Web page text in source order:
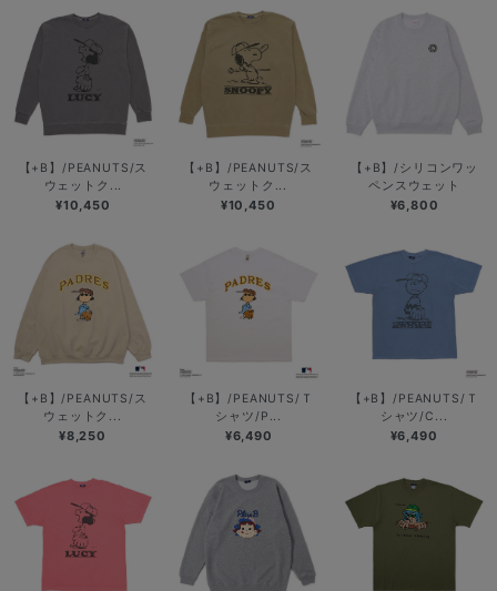
【+B】/PEANUTS/ス
ウェットク...
¥10,450
【+B】/PEANUTS/ス
ウェットク...
¥10,450
【+B】/シリコンワッ
ペンスウェット
¥6,800
【+B】/PEANUTS/ス
ウェットク...
¥8,250
【+B】/PEANUTS/Ｔ
シャツ/P...
¥6,490
【+B】/PEANUTS/Ｔ
シャツ/C...
¥6,490